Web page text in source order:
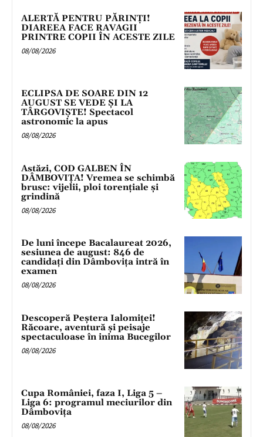
ALERTĂ PENTRU PĂRINȚI!
DIAREEA FACE RAVAGII
PRINTRE COPII ÎN ACESTE ZILE
08/08/2026
ECLIPSA DE SOARE DIN 12
AUGUST SE VEDE ȘI LA
TÂRGOVIȘTE! Spectacol
astronomic la apus
08/08/2026
Astăzi, COD GALBEN ÎN
DÂMBOVIȚA! Vremea se schimbă
brusc: vijelii, ploi torențiale și
grindină
08/08/2026
De luni începe Bacalaureat 2026,
sesiunea de august: 846 de
candidați din Dâmbovița intră în
examen
08/08/2026
Descoperă Peștera Ialomiței!
Răcoare, aventură și peisaje
spectaculoase în inima Bucegilor
08/08/2026
Cupa României, faza I, Liga 5 –
Liga 6: programul meciurilor din
Dâmbovița
08/08/2026